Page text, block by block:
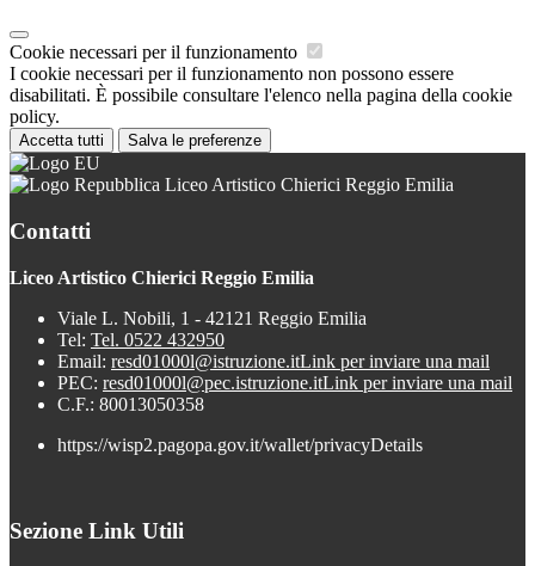
Cookie necessari per il funzionamento
I cookie necessari per il funzionamento non possono essere
disabilitati. È possibile consultare l'elenco nella pagina della cookie
policy.
Accetta tutti Salva le preferenze
Liceo Artistico Chierici Reggio Emilia
Contatti
Liceo Artistico Chierici Reggio Emilia
Viale L. Nobili, 1 - 42121 Reggio Emilia
Tel: Tel. 0522 432950
Email: resd01000l@istruzione.itLink per inviare una mail
PEC: resd01000l@pec.istruzione.itLink per inviare una mail
C.F.: 80013050358
https://wisp2.pagopa.gov.it/wallet/privacyDetails
Sezione Link Utili